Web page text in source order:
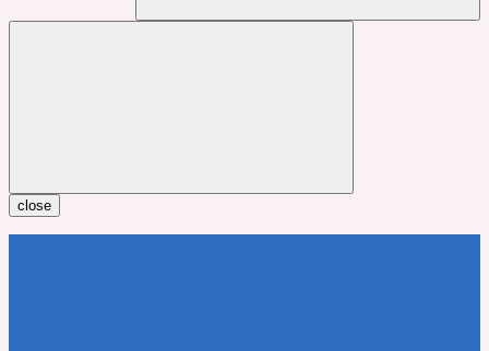
close